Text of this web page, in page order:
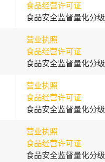
食品经营许可证
食品安全监督量化分级
营业执照
食品经营许可证
食品安全监督量化分级
营业执照
食品经营许可证
食品安全监督量化分级
营业执照
食品经营许可证
食品安全监督量化分级